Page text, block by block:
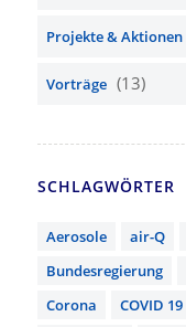
Projekte & Aktionen
Vorträge (13)
SCHLAGWÖRTER
Aerosole air-Q
Bundesregierung
Corona
COVID 19